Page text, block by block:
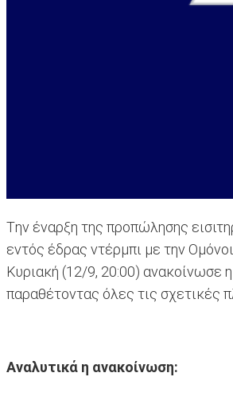
Tην έναρξη της προπώλησης
εντός έδρας ντέρμπι με την
Κυριακή (12/9, 20:00) ανακοίνωσε
παραθέτοντας όλες τις σχετικές
Αναλυτικά η ανακοίνωση: